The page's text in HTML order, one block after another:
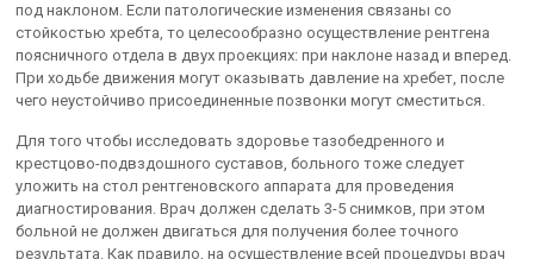
под наклоном. Если патологические изменения связаны со
стойкостью хребта, то целесообразно осуществление рентгена
поясничного отдела в двух проекциях: при наклоне назад и вперед.
При ходьбе движения могут оказывать давление на хребет, после
чего неустойчиво присоединенные позвонки могут сместиться.
Для того чтобы исследовать здоровье тазобедренного и
крестцово-подвздошного суставов, больного тоже следует
уложить на стол рентгеновского аппарата для проведения
диагностирования. Врач должен сделать 3-5 снимков, при этом
больной не должен двигаться для получения более точного
результата. Как правило, на осуществление всей процедуры врач